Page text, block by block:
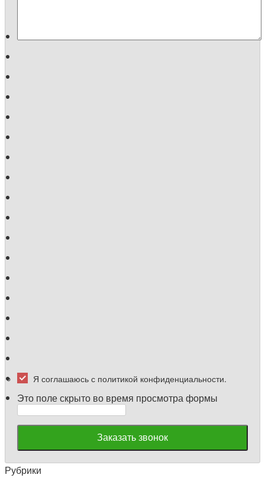
Я соглашаюсь с политикой конфиденциальности.
Это поле скрыто во время просмотра формы
Заказать звонок
Рубрики